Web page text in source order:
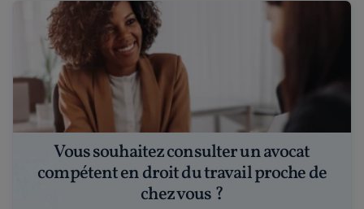
Vous souhaitez consulter un avocat
compétent en droit du travail proche de
chez vous ?